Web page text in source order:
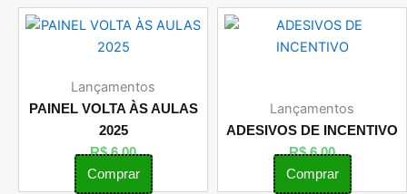
Lançamentos
PAINEL VOLTA ÀS AULAS
2025
R$6,00
Comprar
Lançamentos
ADESIVOS DE INCENTIVO
R$6,00
Comprar